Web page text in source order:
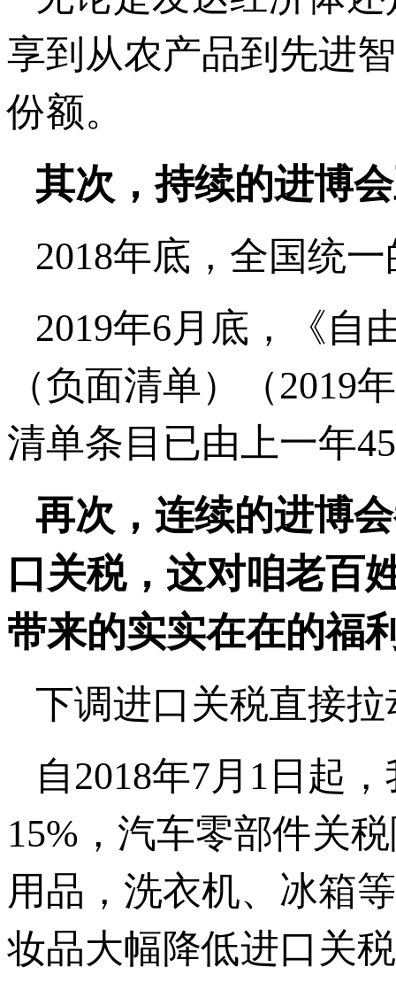
享到从农产品到先进
份额。
其次，持续的进博
2018年底，全国统
2019年6月底，《自
（负面清单）（2019
清单条目已由上一年
再次，连续的进博
口关税，这对咱老百
带来的实实在在的福
下调进口关税直接
自2018年7月1日起
15%，汽车零部件关
用品，洗衣机、冰箱
妆品大幅降低进口关